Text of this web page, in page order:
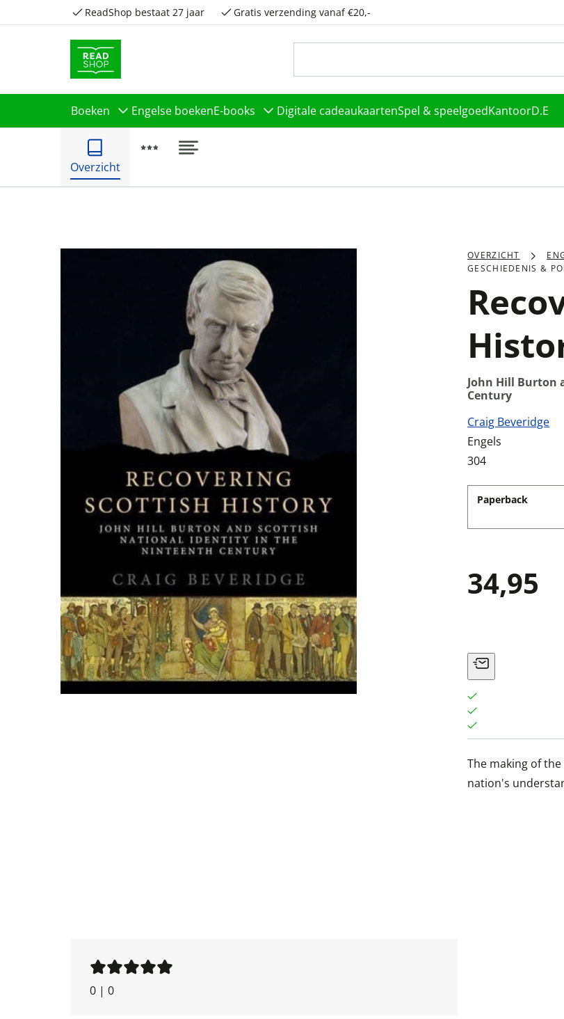
ReadShop bestaat 27 jaar Gratis verzending vanaf €20,-
Boeken Engelse boekenE-books Digitale cadeaukaartenSpel & speelgoedKantoorD.E
Overzicht
OVERZICHT
GESCHIEDENIS &
John Hill Burton
Century
Craig Beveridge
Engels
304
Paperback
34,95
The making of
nation's
0 | 0